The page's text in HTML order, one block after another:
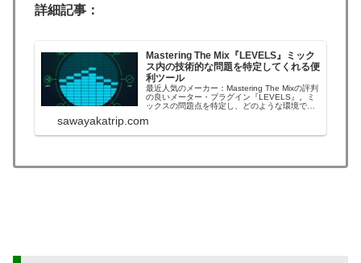
詳細記事：
Mastering The Mix『LEVELS』ミック
ス内の技術的な問題を特定してくれる便
利ツール
最近人気のメーカー：Mastering The Mixの評判
の良いメーター・プラグイン『LEVELS』。ミ
ックスの問題点を特定し、どのような環境で聴
うに手助けしてくれる問題解決ツールです。
sawayakatrip.com